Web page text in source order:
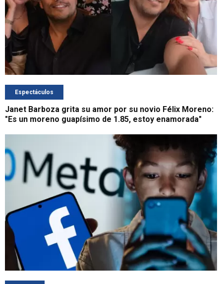
Espectáculos
Janet Barboza grita su amor por su novio Félix Moreno:
"Es un moreno guapísimo de 1.85, estoy enamorada"